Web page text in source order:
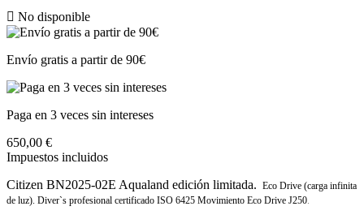
 No disponible
Envío gratis a partir de 90€
Paga en 3 veces sin intereses
650,00 €
Impuestos incluidos
Citizen BN2025-02E Aqualand edición limitada. Eco Drive (carga infinita
de luz). Diver`s profesional certificado ISO 6425 Movimiento Eco Drive J250.